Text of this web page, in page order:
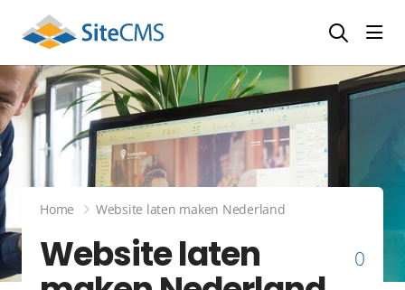
Home Website laten maken Nederland
Website laten 0